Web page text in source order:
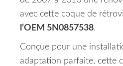
avec cette coque de
l’OEM 5N0857538.
Conçue pour une
adaptation parfaite, cette